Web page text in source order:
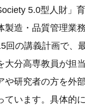
5.0型人財」
造・品質管理業
回の講義計画で、
分高専教員が担
研究者の方を外
います。具体的に